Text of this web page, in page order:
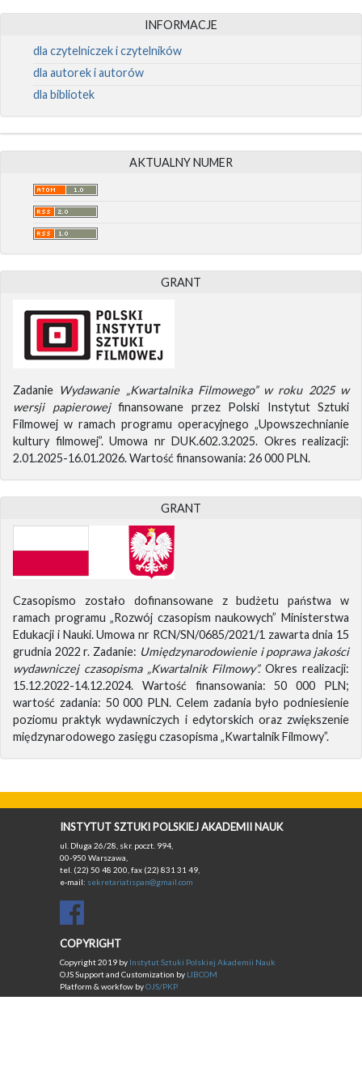
INFORMACJE
dla czytelniczek i czytelników
dla autorek i autorów
dla bibliotek
AKTUALNY NUMER
GRANT
Zadanie Wydawanie „Kwartalnika Filmowego” w roku 2025 w
wersji papierowejfinansowane przez Polski Instytut Sztuki
Filmowej w ramach programu operacyjnego „Upowszechnianie
kultury filmowej”. Umowa nr DUK.602.3.2025. Okres realizacji:
2.01.2025-16.01.2026. Wartość finansowania: 26 000 PLN.
GRANT
Czasopismo zostało dofinansowane z budżetu państwa w
ramach programu „Rozwój czasopism naukowych” Ministerstwa
Edukacji i Nauki. Umowa nr RCN/SN/0685/2021/1 zawarta dnia 15
grudnia 2022 r. Zadanie: Umiędzynarodowienie i poprawa jakości
wydawniczej czasopisma „Kwartalnik Filmowy”.Okres realizacji:
15.12.2022-14.12.2024. Wartość finansowania: 50 000 PLN;
wartość zadania: 50 000 PLN. Celem zadania było podniesienie
poziomu praktyk wydawniczych i edytorskich oraz zwiększenie
międzynarodowego zasięgu czasopisma „Kwartalnik Filmowy”.
INSTYTUT SZTUKI POLSKIEJ AKADEMII NAUK
ul. Długa 26/28, skr. poczt. 994,
00-950 Warszawa,
tel. (22) 50 48 200, fax (22) 831 31 49,
e-mail: sekretariatispan@gmail.com
COPYRIGHT
Copyright 2019 by Instytut Sztuki Polskiej Akademii Nauk
OJS Support and Customization by LIBCOM
Platform & workfow byOJS/PKP